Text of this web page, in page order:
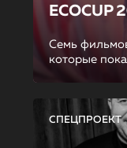
ECOCUP
Семь
которые
СПЕЦПРОЕКТ